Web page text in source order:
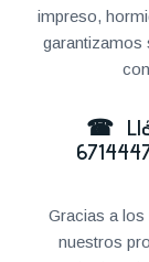
impreso,
garantizamos
☎
Gracias a los
nuestros